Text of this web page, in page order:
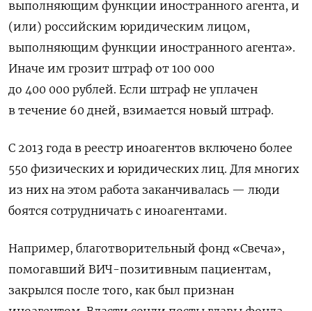
выполняющим функции иностранного агента, и
(или) российским юридическим лицом,
выполняющим функции иностранного агента».
Иначе им грозит штраф от 100 000
до 400 000 рублей. Если штраф не уплачен
в течение 60 дней, взимается новый штраф.
С 2013 года в реестр иноагентов включено более
550 физических и юридических лиц. Для многих
из них на этом работа заканчивалась — люди
боятся сотрудничать с иноагентами.
Например, благотворительный фонд «Свеча»,
помогавший ВИЧ-позитивным пациентам,
закрылся после того, как был признан